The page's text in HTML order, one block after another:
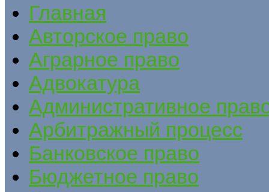
Главная
Авторское право
Аграрное право
Адвокатура
Административное
Арбитражный процесс
Банковское право
Бюджетное право